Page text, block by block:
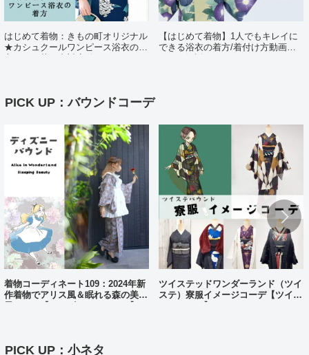
はじめて着物：きもの町オリジナル
★カシュクールワンピース浴衣の着
【はじめて着物】1人でもキレイに
できる浴衣の着方/着付け方動画ポ
PICK UP：バウンドコーデ
着物コーディネート109：2024年新
作着物でアリス風＆眠れる森の美女
ツイステッドワンダーランド（ツイ
ステ）寮服イメージコーデ【ツイス
PICK UP：小ネタ